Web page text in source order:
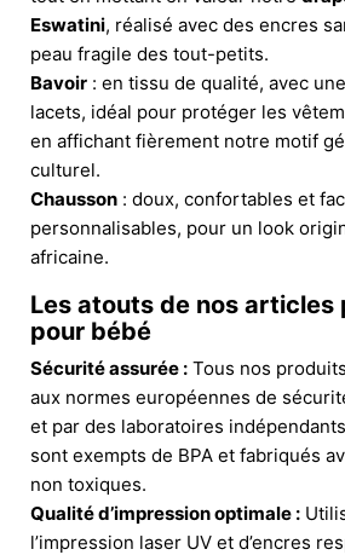
Eswatini, réalisé avec des encres
peau fragile des tout-petits.
Bavoir : en tissu de qualité, avec
lacets, idéal pour protéger les
en affichant fièrement notre motif
culturel.
Chausson : doux, confortables et
personnalisables, pour un look
africaine.
Les atouts de nos articles
pour bébé
Sécurité assurée : Tous nos
aux normes européennes de
et par des laboratoires
sont exempts de BPA et fabriqués
non toxiques.
Qualité d’impression optimale :
l’impression laser UV et d’encres